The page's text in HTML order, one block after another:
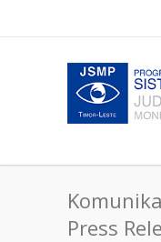
Press